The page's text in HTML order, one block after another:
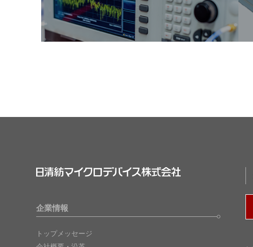
企業情報
トップメッセージ